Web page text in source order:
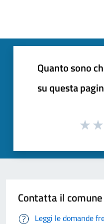
Quanto sono
su questa
Contatta il comune
Leggi le domande